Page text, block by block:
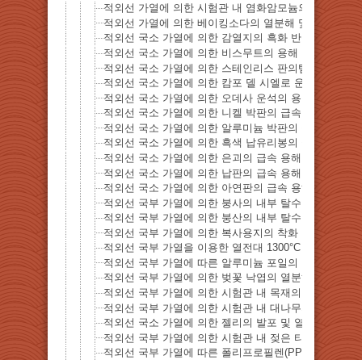
적외선 가열에 의한 시험관 내 염화암모늄의 승화
적외선 가열에 의한 베이킹소다의 열분해 및 수분 방출
적외선 국소 가열에 의한 감열지의 흑화 반응
적외선 국소 가열에 의한 비스무트의 용해
적외선 국소 가열에 의한 스테인리스 판의템퍼컬러 발
적외선 국소 가열에 의한 캄포 델 시엘로 운석의 용융
적외선 국소 가열에 의한 오데사 운석의 용융
적외선 국소 가열에 의한 니켈 박판의 급속 용해
적외선 국소 가열에 의한 알루미늄 박판의 급속 용해
적외선 국소 가열에 의한 흑색 납유리봉의 급속 융해
적외선 국소 가열에 의한 은괴의 급속 용해
적외선 국소 가열에 의한 납판의 급속 용해
적외선 국소 가열에 의한 아연판의 급속 용해
적외선 국부 가열에 의한 붕사의 내부 탈수 현상
적외선 국부 가열에 의한 붕산의 내부 탈수 현상
적외선 국부 가열에 의한 복사용지의 착화 거동
적외선 국부 가열을 이용한 열전대 1300°C 가열 데모
적외선 국부 가열에 따른 알루미늄 포일의 비용융 가열
적외선 국부 가열에 의한 벚꽃 낙엽의 열분해 및 발화
적외선 국부 가열에 의한 시험관 내 목재의 열분해 거동
적외선 국부 가열에 의한 시험관 내 대나무의 열분해
적외선 국소 가열에 의한 젤리의 발포 및 열분해 거동
적외선 국부 가열에 의한 시험관 내 젖은 티슈의 건조
적외선 국부 가열에 따른 폴리프로필렌(PP) 용기의 용